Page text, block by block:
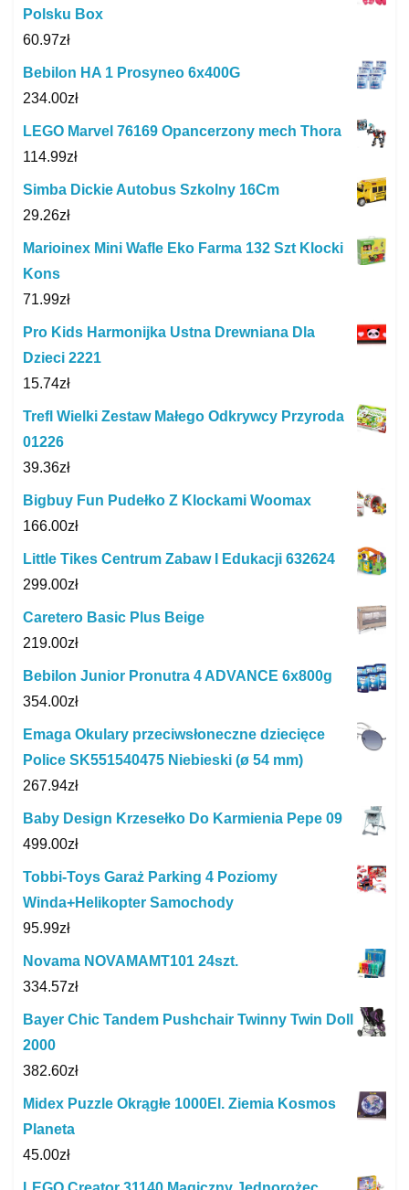
Polsku Box
60.97zł
Bebilon HA 1 Prosyneo 6x400G
234.00zł
LEGO Marvel 76169 Opancerzony mech Thora
114.99zł
Simba Dickie Autobus Szkolny 16Cm
29.26zł
Marioinex Mini Wafle Eko Farma 132 Szt Klocki
Kons
71.99zł
Pro Kids Harmonijka Ustna Drewniana Dla
Dzieci 2221
15.74zł
Trefl Wielki Zestaw Małego Odkrywcy Przyroda
01226
39.36zł
Bigbuy Fun Pudełko Z Klockami Woomax
166.00zł
Little Tikes Centrum Zabaw I Edukacji 632624
299.00zł
Caretero Basic Plus Beige
219.00zł
Bebilon Junior Pronutra 4 ADVANCE 6x800g
354.00zł
Emaga Okulary przeciwsłoneczne dziecięce
Police SK551540475 Niebieski (ø 54 mm)
267.94zł
Baby Design Krzesełko Do Karmienia Pepe 09
499.00zł
Tobbi-Toys Garaż Parking 4 Poziomy
Winda+Helikopter Samochody
95.99zł
Novama NOVAMAMT101 24szt.
334.57zł
Bayer Chic Tandem Pushchair Twinny Twin Doll
2000
382.60zł
Midex Puzzle Okrągłe 1000El. Ziemia Kosmos
Planeta
45.00zł